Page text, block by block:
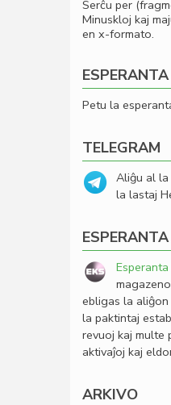
Serĉu per
Minuskloj kaj
en x-formato.
Petu la
TELEGRAM
Aliĝu al la
la lastaj
ebligas la
la paktintaj
revuoj kaj multe
aktivaĵoj kaj
ARKIVO